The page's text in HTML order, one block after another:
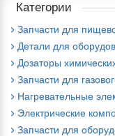
Категории
Запчасти для
Детали для
Дозаторы
Запчасти для
Нагревательные
Электрические
Запчасти для